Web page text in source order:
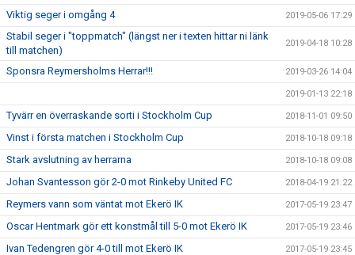
Viktig seger i omgång 4 2019-05-06 17:29
Stabil seger i "toppmatch" (längst ner i texten hittar ni länk
till matchen)
2019-04-18 10:28
Sponsra Reymersholms Herrar!!! 2019-03-26 14:04
2019-01-13 22:18
Tyvärr en överraskande sorti i Stockholm Cup 2018-11-01 09:50
Vinst i första matchen i Stockholm Cup 2018-10-18 09:18
Stark avslutning av herrarna 2018-10-18 09:08
Johan Svantesson gör 2-0 mot Rinkeby United FC 2018-04-19 21:22
Reymers vann som väntat mot Ekerö IK 2017-05-19 23:47
Oscar Hentmark gör ett konstmål till 5-0 mot Ekerö IK 2017-05-19 23:46
Ivan Tedengren gör 4-0 till mot Ekerö IK 2017-05-19 23:45